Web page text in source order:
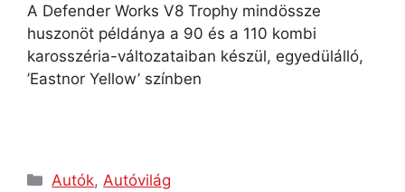
A Defender Works V8 Trophy mindössze
huszonöt példánya a 90 és a 110 kombi
karosszéria-változataiban készül, egyedülálló,
’Eastnor Yellow’ színben
Autók,Autóvilág